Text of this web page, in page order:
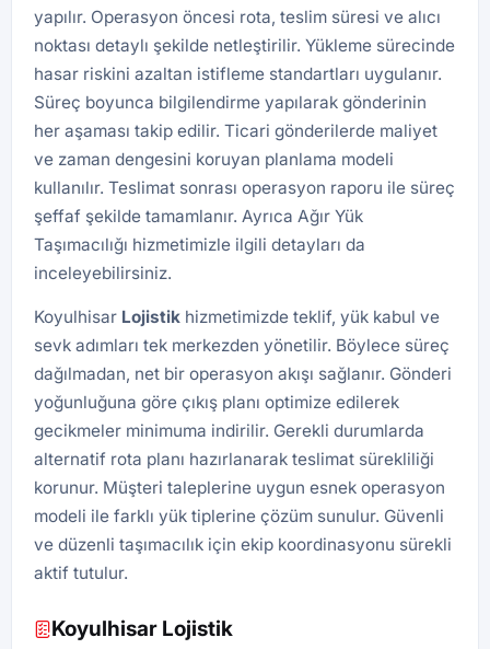
yapılır. Operasyon öncesi rota, teslim süresi ve alıcı
noktası detaylı şekilde netleştirilir. Yükleme sürecinde
hasar riskini azaltan istifleme standartları uygulanır.
Süreç boyunca bilgilendirme yapılarak gönderinin
her aşaması takip edilir. Ticari gönderilerde maliyet
ve zaman dengesini koruyan planlama modeli
kullanılır. Teslimat sonrası operasyon raporu ile süreç
şeffaf şekilde tamamlanır. Ayrıca Ağır Yük
Taşımacılığı hizmetimizle ilgili detayları da
inceleyebilirsiniz.
Koyulhisar Lojistik hizmetimizde teklif, yük kabul ve
sevk adımları tek merkezden yönetilir. Böylece süreç
dağılmadan, net bir operasyon akışı sağlanır. Gönderi
yoğunluğuna göre çıkış planı optimize edilerek
gecikmeler minimuma indirilir. Gerekli durumlarda
alternatif rota planı hazırlanarak teslimat sürekliliği
korunur. Müşteri taleplerine uygun esnek operasyon
modeli ile farklı yük tiplerine çözüm sunulur. Güvenli
ve düzenli taşımacılık için ekip koordinasyonu sürekli
aktif tutulur.
Koyulhisar Lojistik